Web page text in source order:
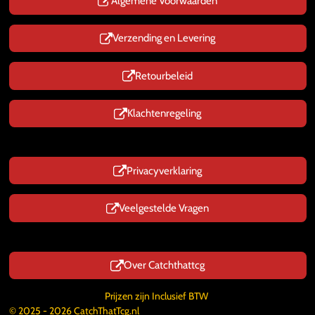
Verzending en Levering
Retourbeleid
Klachtenregeling
Privacyverklaring
Veelgestelde Vragen
Over Catchthattcg
Prijzen zijn Inclusief BTW
© 2025 - 2026 CatchThatTcg.nl